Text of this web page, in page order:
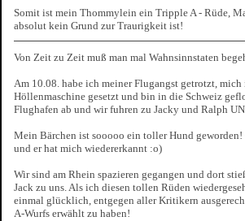
Somit ist mein Thommylein ein Tripple A - Rüde,
absolut kein Grund zur Traurigkeit ist!
Von Zeit zu Zeit muß man mal Wahnsinnstaten
Am 10.08. habe ich meiner Flugangst getrotzt, mich
Höllenmaschine gesetzt und bin in die Schweiz
Flughafen ab und wir fuhren zu Jacky und Ralph
Mein Bärchen ist sooooo ein toller Hund
und er hat mich wiedererkannt :o)
Wir sind am Rhein spazieren gegangen und dort
Jack zu uns. Als ich diesen tollen Rüden
einmal glücklich, entgegen aller Kritikern
A-Wurfs erwählt zu haben!